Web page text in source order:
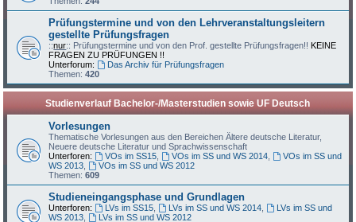
Prüfungstermine und von den Lehrveranstaltungsleitern
gestellte Prüfungsfragen
::nur:: Prüfungstermine und von den Prof. gestellte Prüfungsfragen!! KEINE
FRAGEN ZU PRÜFUNGEN !!
Unterforum:
Das Archiv für Prüfungsfragen
Themen:420
Studienverlauf Bachelor-/Masterstudien sowie UF Deutsch
Vorlesungen
Thematische Vorlesungen aus den Bereichen Ältere deutsche Literatur,
Neuere deutsche Literatur und Sprachwissenschaft
Unterforen:
VOs im SS15 VOs im SS und WS 2014
VOs im SS und
WS 2013
VOs im SS und WS 2012
Themen:609
Studieneingangsphase und Grundlagen
Unterforen: LVs im SS15 LVs im SS und WS 2014
LVs im SS und
WS 2013
LVs im SS und WS 2012